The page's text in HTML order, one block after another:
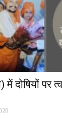
में दोषियों पर